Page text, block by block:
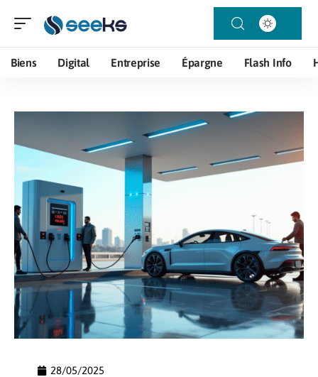
Biens Digital Entreprise Épargne Flash Info
28/05/2025